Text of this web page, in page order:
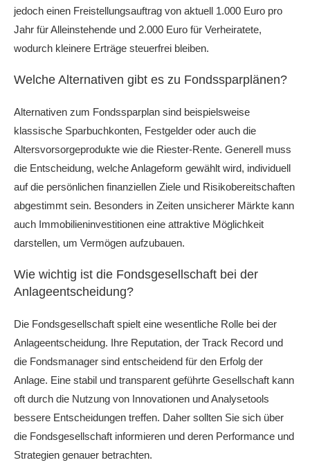
jedoch einen Freistellungsauftrag von aktuell 1.000 Euro pro
Jahr für Alleinstehende und 2.000 Euro für Verheiratete,
wodurch kleinere Erträge steuerfrei bleiben.
Welche Alternativen gibt es zu Fondssparplänen?
Alternativen zum Fondssparplan sind beispielsweise
klassische Sparbuchkonten, Festgelder oder auch die
Altersvorsorgeprodukte wie die Riester-Rente. Generell muss
die Entscheidung, welche Anlageform gewählt wird, individuell
auf die persönlichen finanziellen Ziele und Risikobereitschaften
abgestimmt sein. Besonders in Zeiten unsicherer Märkte kann
auch Immobilieninvestitionen eine attraktive Möglichkeit
darstellen, um Vermögen aufzubauen.
Wie wichtig ist die Fondsgesellschaft bei der
Anlageentscheidung?
Die Fondsgesellschaft spielt eine wesentliche Rolle bei der
Anlageentscheidung. Ihre Reputation, der Track Record und
die Fondsmanager sind entscheidend für den Erfolg der
Anlage. Eine stabil und transparent geführte Gesellschaft kann
oft durch die Nutzung von Innovationen und Analysetools
bessere Entscheidungen treffen. Daher sollten Sie sich über
die Fondsgesellschaft informieren und deren Performance und
Strategien genauer betrachten.